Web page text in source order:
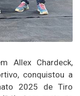
Allex Chardeck,
conquistou a
2025 de Tiro